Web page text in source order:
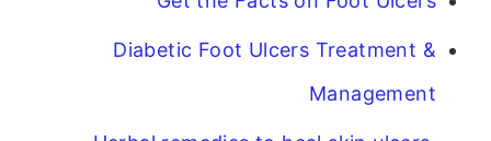
Diabetic Foot Ulcers Treatment &
Management